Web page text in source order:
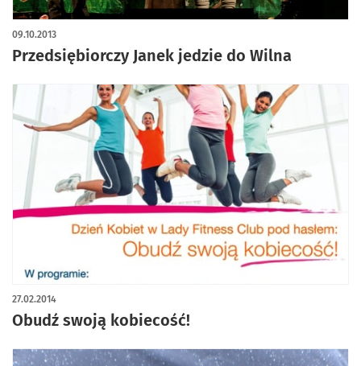
Przedsiębiorczy Janek jedzie do Wilna
09.10.2013
Obudź swoją kobiecość!
27.02.2014